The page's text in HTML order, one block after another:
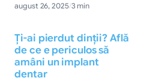
august 26, 2025/3 min
Ți-ai pierdut dinții? Află
de ce e periculos să
amâni un implant
dentar